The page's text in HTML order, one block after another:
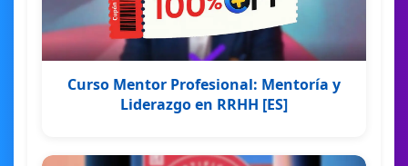
Curso Mentor Profesional: Mentoría y
Liderazgo en RRHH [ES]